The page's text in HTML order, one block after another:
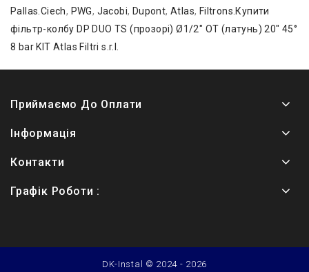
Pallas.Ciech, PWG, Jacobi, Dupont,Atlas, Filtrons.Купити
фільтр-колбу DP DUO TS (прозорі) Ø1/2″ OT (латунь) 20″ 45°
8 bar KIT Atlas Filtri s.r.l.
Приймаємо До Оплати
Інформація
Контакти
Графік Роботи :
DK-Instal © 2024 - 2026